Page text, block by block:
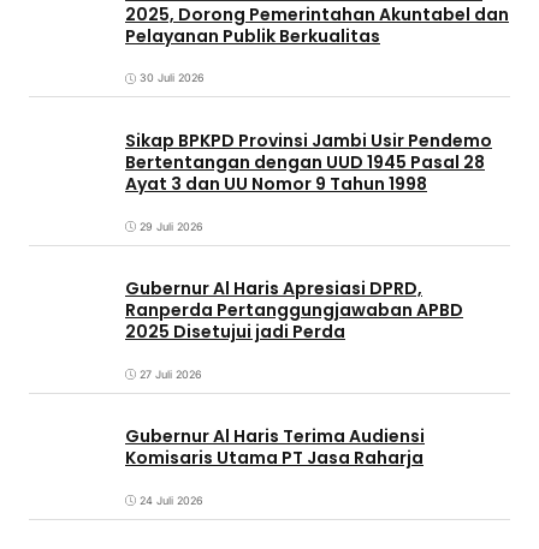
2025, Dorong Pemerintahan Akuntabel dan
Pelayanan Publik Berkualitas
30 Juli 2026
Sikap BPKPD Provinsi Jambi Usir Pendemo
Bertentangan dengan UUD 1945 Pasal 28
Ayat 3 dan UU Nomor 9 Tahun 1998
29 Juli 2026
Gubernur Al Haris Apresiasi DPRD,
Ranperda Pertanggungjawaban APBD
2025 Disetujui jadi Perda
27 Juli 2026
Gubernur Al Haris Terima Audiensi
Komisaris Utama PT Jasa Raharja
24 Juli 2026